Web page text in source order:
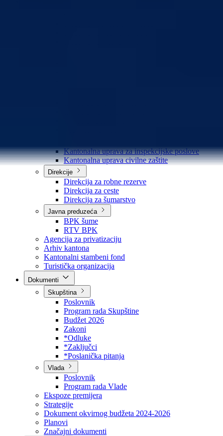
Kantonalna uprava za inspekcijske poslove
Kantonalna uprava civilne zaštite
Direkcije
Direkcija za robne rezerve
Direkcija za ceste
Direkcija za šumarstvo
Javna preduzeća
BPK šume
RTV BPK
Agencija za privatizaciju
Arhiv kantona
Kantonalni stambeni fond
Turistička organizacija
Dokumenti
Skupština
Poslovnik
Program rada Skupštine
Budžet 2026
Zakoni
*Odluke
*Zaključci
*Poslanička pitanja
Vlada
Poslovnik
Program rada Vlade
Ekspoze premijera
Strategije
Dokument okvirnog budžeta 2024-2026
Planovi
Značajni dokumenti